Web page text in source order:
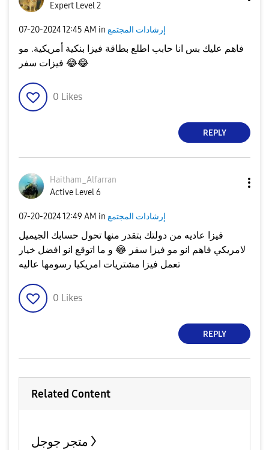
Expert Level 2
‎07-20-202412:45 AM in إرشادات المجتمع
فاهم عليك بس انا حابب اطلع بطاقة فيزا بنكية أمريكية. مو
😂😂
0 Likes
REPLY
Haitham_Alfarran
Active Level 6
‎07-20-202412:49 AM in إرشادات المجتمع
فيزا عاديه من دولتك بتقدر منها تحول حسابك الجيميل
لامريكي فاهم انو مو فيزا سفر 😂 و ما اتوقع انو افضل خيار
تعمل فيزا مشتريات امريكيا رسومها عاليه
0 Likes
REPLY
Related Content
متجر جوجل